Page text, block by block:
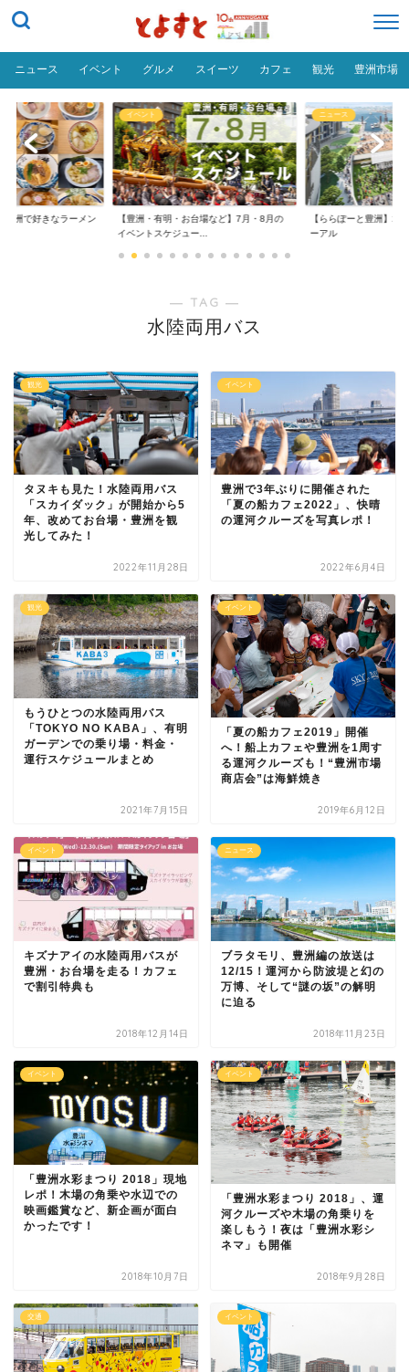
ニュース イベント グルメ スイーツ カフェ 観光 豊洲市場
ベント
洲・有明・お台場など】7月・8月の
ニュース
【ららぽーと豊洲】2026年大規模リニュ
ーアル
おトク
【豊洲
― TAG ―
水陸両用バス
観光
タヌキも見た！水陸両用バス
「スカイダック」が開始から5
年、改めてお台場・豊洲を観
光してみた！
2022年11月28日
イベント
豊洲で3年ぶりに開催された
「夏の船カフェ2022」、快晴
の運河クルーズを写真レポ！
2022年6月4日
観光
もうひとつの水陸両用バス
「TOKYO NO KABA」、有明
ガーデンでの乗り場・料金・
運行スケジュールまとめ
2021年7月15日
イベント
「夏の船カフェ2019」開催
へ！船上カフェや豊洲を1周す
る運河クルーズも！“豊洲市場
商店会”は海鮮焼き
2019年6月12日
イベント
キズナアイの水陸両用バスが
豊洲・お台場を走る！カフェ
で割引特典も
2018年12月14日
ニュース
ブラタモリ、豊洲編の放送は
12/15！運河から防波堤と幻の
万博、そして“謎の坂”の解明
に迫る
2018年11月23日
イベント
「豊洲水彩まつり 2018」現地
レポ！木場の角乗や水辺での
映画鑑賞など、新企画が面白
かったです！
2018年10月7日
イベント
「豊洲水彩まつり 2018」、運
河クルーズや木場の角乗りを
楽しもう！夜は「豊洲水彩シ
ネマ」も開催
2018年9月28日
交通 イベント